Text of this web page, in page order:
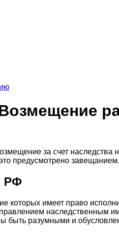
за счет
предусмотрено завещанием.
РФ
которых имеет право
наследственным
быть разумными и